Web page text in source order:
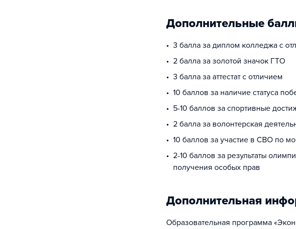
Дополнительные
3 балла за диплом колледжа с
2 балла за золотой значок ГТО
3 балла за аттестат с отличием
10 баллов за наличие статуса
5-10 баллов за спортивные
2 балла за волонтерская
10 баллов за участие в СВО по
2-10 баллов за результаты
получения особых прав
Дополнительная
Образовательная программа